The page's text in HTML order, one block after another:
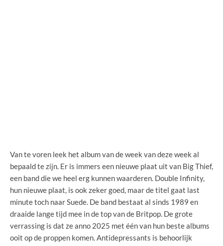
Van te voren leek het album van de week van deze week al
bepaald te zijn. Er is immers een nieuwe plaat uit van Big Thief,
een band die we heel erg kunnen waarderen. Double Infinity,
hun nieuwe plaat, is ook zeker goed, maar de titel gaat last
minute toch naar Suede. De band bestaat al sinds 1989 en
draaide lange tijd mee in de top van de Britpop. De grote
verrassing is dat ze anno 2025 met één van hun beste albums
ooit op de proppen komen. Antidepressants is behoorlijk